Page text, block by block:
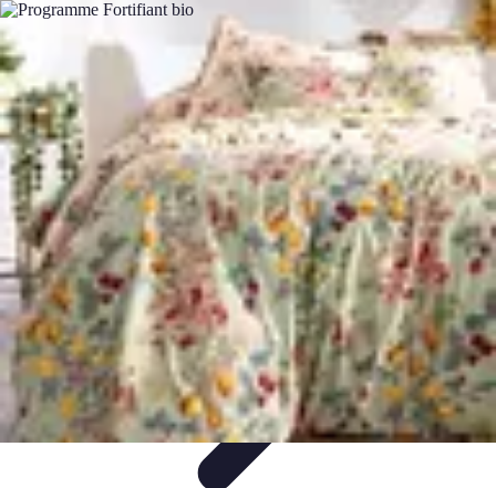
Fruits de Saison
Printemps
Saisons Alimentation saineArticles MensuelsChoix et
Conservation
Fruits de Saison